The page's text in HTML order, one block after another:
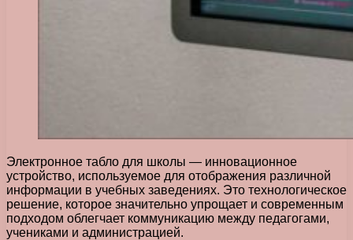
Электронное табло для школы — инновационное
устройство, используемое для отображения различной
информации в учебных заведениях. Это технологическое
решение, которое значительно упрощает и современным
подходом облегчает коммуникацию между педагогами,
учениками и администрацией.